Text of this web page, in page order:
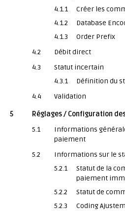
4.1.1
Créer les
4.1.2
Database
4.1.3
Order Prefix
4.2
Débit direct
4.3
Statut incertain
4.3.1
Définition du
4.4
Validation
5
Réglages / Configuration
5.1
Informations
paiement
5.2
Informations sur le
5.2.1
Statut de la
paiement
5.2.2
Statut de
5.2.3
Coding